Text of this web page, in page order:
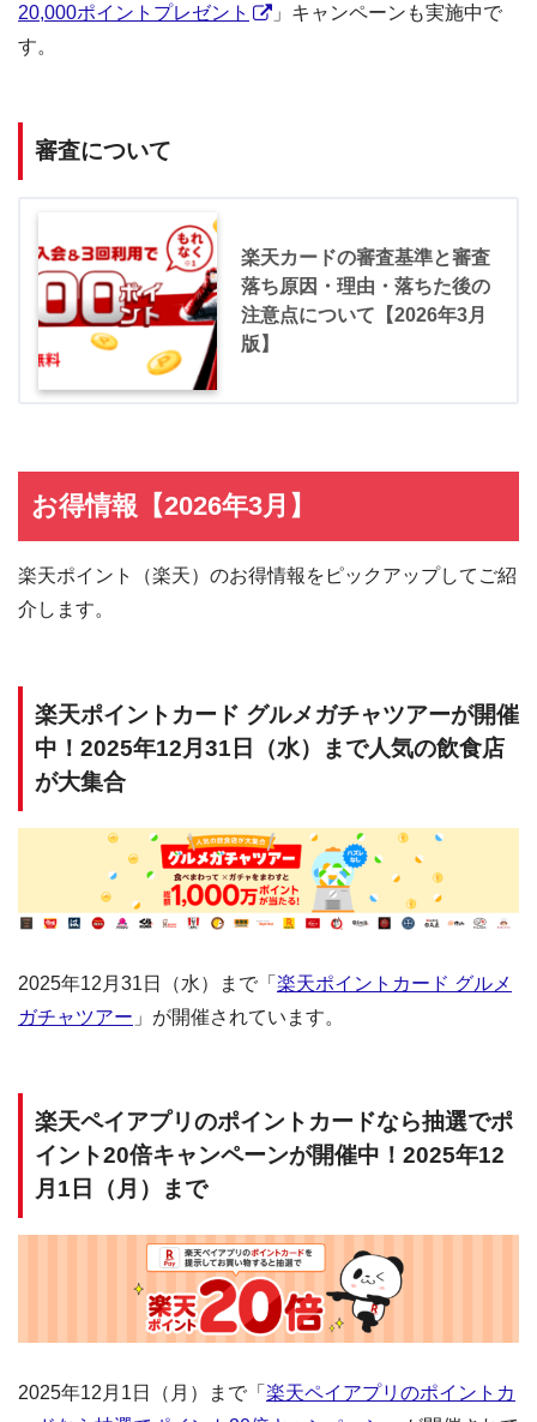
20,000ポイントプレゼント
」キャンペーンも実施中で
す。
審査について
楽天カードの審査基準と審査
落ち原因・理由・落ちた後の
注意点について【2026年3月
版】
お得情報【2026年3月】
楽天ポイント（楽天）のお得情報をピックアップしてご紹
介します。
楽天ポイントカード グルメガチャツアーが開催
中！2025年12月31日（水）まで人気の飲食店
が大集合
2025年12月31日（水）まで「 楽天ポイントカード グルメ
ガチャツアー 」が開催されています。
楽天ペイアプリのポイントカードなら抽選でポ
イント20倍キャンペーンが開催中！2025年12
月1日（月）まで
2025年12月1日（月）まで「 楽天ペイアプリのポイントカ